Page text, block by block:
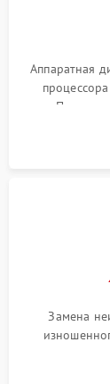
Аппаратная
интерфейсов
Замена
разъемов